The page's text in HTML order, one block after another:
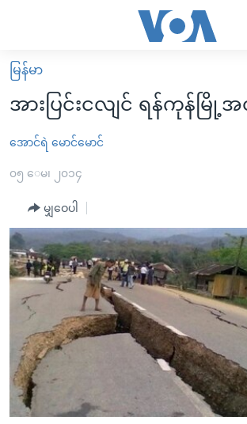
လွယ်ကူ
စေ
များ
အကြောင်းအရာ
သို့
ကျော်
ကြည့်
ညွန်း
စာမျက်နှာ
မူလစာမျက်နှာ
မြန်မာ
ကမ္ဘာ့သတင်းများ
နိုင်ငံတကာ
တရုတ်
အစ္စရေး-ပါလက်စတိုင်း
ဗွီဒီယို
ရပ်ဝန်းတခု လမ်းတခု အလွန်
အင်္ဂလိပ်စာလေ့လာမယ်
အမေရိကန်သုံးအီဒီယံ
မကြေးမုံရဲ့ အင်္ဂလိပ်စာ
ရုပ်ရှင်ထဲက အင်္ဂလိပ်စာ
သုတပဒေသာ အင်္ဂလိပ်စာ
အပတ်စဉ်ကဏ္ဍများ
ရေဒီယို
တီဗွီ
ရေဒီယိုနှင့်ရုပ်သံ အချက်အလက်များ
ရေဒီယို/တီဗွီအစီအစဉ်
Learning English
မြန်မာ
အားပြင်းငလျင် ရန်ကုန်မ
အောင်ရဲ မောင်မောင်
၀၅ ေမ၊ ၂၀၁၄
မျှဝေပါ